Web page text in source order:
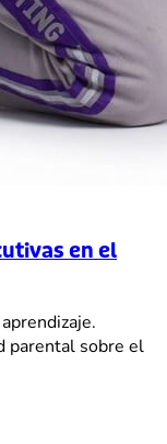
en el
parental sobre el